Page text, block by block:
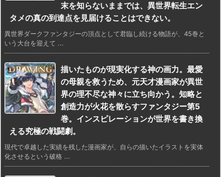
末を知らないままでは、異世界転生エン
タメの真の到達点を見届けることはできない。
異世界ダークファンタジーの頂点として君臨し続ける物語が、45巻と
いう大台を迎えて ...
描いたものが現実化する神の画力。最愛
の母親を救うため、元天才漫画家が異世
界の理不尽な神々に立ち向かう。知略と
創造力が火花を散らすファンタジー第5
巻。インスピレーションが世界を書き換
える究極の戦闘劇。
現代で卓越した実績を残した漫画家が、自らの描いたイラストを実体
化させるという破格 ...